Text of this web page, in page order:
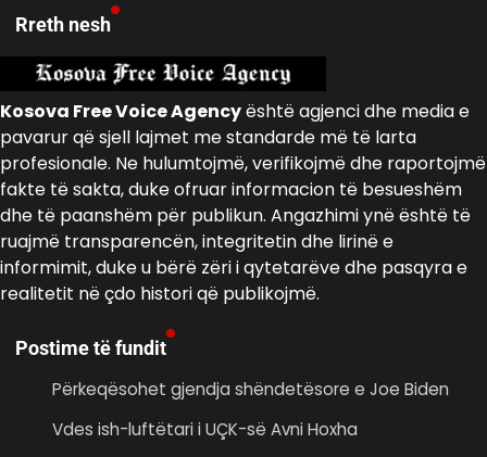
Rreth nesh
Kosova Free Voice Agencyështë agjenci dhe media e
pavarur që sjell lajmet me standarde më të larta
profesionale. Ne hulumtojmë, verifikojmë dhe raportojmë
fakte të sakta, duke ofruar informacion të besueshëm
dhe të paanshëm për publikun. Angazhimi ynë është të
ruajmë transparencën, integritetin dhe lirinë e
informimit, duke u bërë zëri i qytetarëve dhe pasqyra e
realitetit në çdo histori që publikojmë.
Postime të fundit
Përkeqësohet gjendja shëndetësore e Joe Biden
Vdes ish-luftëtari i UÇK-së Avni Hoxha